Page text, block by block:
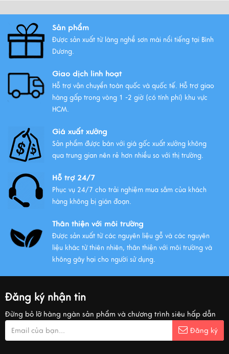
Xem thêm
Sản phẩm
Được sản xuất từ làng nghề sơn mài nổi tiếng tại Bình
Dương.
Giao dịch linh hoạt
Hỗ trợ vận chuyển toàn quốc và quốc tế. Hỗ trợ giao
hàng gấp trong vòng 1 -2 giờ (có tính phí) khu vực
HCM.
Giá xuất xưởng
Sản phẩm được bán với giá gốc xuất xưởng không
qua trung gian nên rẻ hơn nhiều so với thị trường.
Hỗ trợ 24/7
Phục vụ 24/7 cho trải nghiệm mua sắm của khách
hàng không bị gián đoạn.
Thân thiện với môi trường
Được sản xuất từ các nguyên liệu gỗ và các nguyên
liệu khác từ thiên nhiên, thân thiện với môi trường và
không gây hại cho người sử dụng.
Đăng ký nhận tin
Đừng bỏ lỡ hàng ngàn sản phẩm và chương trình siêu hấp dẫn
Đăng ký